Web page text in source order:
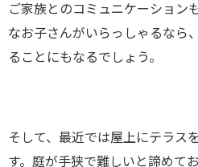
ご家族とのコミュニケーション
なお子さんがいらっしゃるなら
ることにもなるでしょう。
そして、最近では屋上にテラス
す。庭が手狭で難しいと諦めて